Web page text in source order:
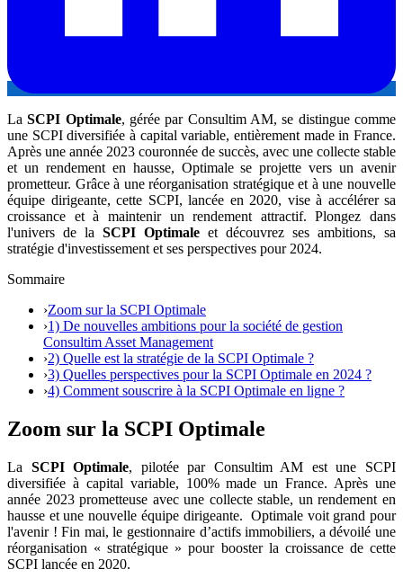
LaSCPI Optimale, gérée par Consultim AM, se distingue comme
une SCPI diversifiée à capital variable, entièrement made in France.
Après une année 2023 couronnée de succès, avec une collecte stable
et un rendement en hausse, Optimale se projette vers un avenir
prometteur. Grâce à une réorganisation stratégique et à une nouvelle
équipe dirigeante, cette SCPI, lancée en 2020, vise à accélérer sa
croissance et à maintenir un rendement attractif. Plongez dans
l'univers de la SCPI Optimale et découvrez ses ambitions, sa
stratégie d'investissement et ses perspectives pour 2024.
Sommaire
›Zoom sur la SCPI Optimale
›1) De nouvelles ambitions pour la société de gestion
Consultim Asset Management
›2) Quelle est la stratégie de la SCPI Optimale ?
›3) Quelles perspectives pour la SCPI Optimale en 2024 ?
›4) Comment souscrire à la SCPI Optimale en ligne ?
Zoom sur la SCPI Optimale
La SCPI Optimale, pilotée par Consultim AM est une SCPI
diversifiée à capital variable, 100% made un France. Après une
année 2023 prometteuse avec une collecte stable, un rendement en
hausse et une nouvelle équipe dirigeante. Optimale voit grand pour
l'avenir ! Fin mai, le gestionnaire d’actifs immobiliers, a dévoilé une
réorganisation « stratégique » pour booster la croissance de cette
SCPI lancée en 2020.